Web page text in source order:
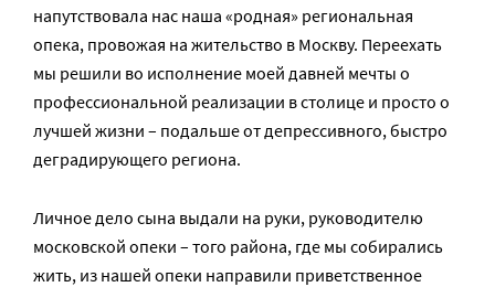
напутствовала нас наша «родная» региональная
опека, провожая на жительство в Москву. Переехать
мы решили во исполнение моей давней мечты о
профессиональной реализации в столице и просто о
лучшей жизни – подальше от депрессивного, быстро
деградирующего региона.
Личное дело сына выдали на руки, руководителю
московской опеки – того района, где мы собирались
жить, из нашей опеки направили приветственное